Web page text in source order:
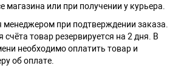
магазина или при получении у курьера.
менеджером при подтверждении заказа.
счёта товар резервируется на 2 дня. В
необходимо оплатить товар и
об оплате.